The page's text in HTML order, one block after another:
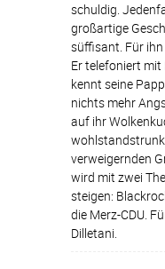
schuldig.
großartige
süffisant. Für
Er telefoniert mit
kennt seine
nichts mehr
auf ihr
verweigernden
wird mit zwei
steigen:
die Merz-CDU.
Dilletani.